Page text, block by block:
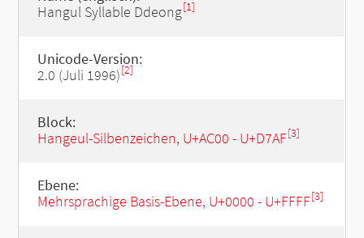
Hangul Syllable Ddeong[1]
Unicode-Version:
2.0 (Juli 1996)[2]
Block:
Hangeul-Silbenzeichen, U+AC00 - U+D7AF[3]
Ebene:
Mehrsprachige Basis-Ebene, U+0000 - U+FFFF[3]